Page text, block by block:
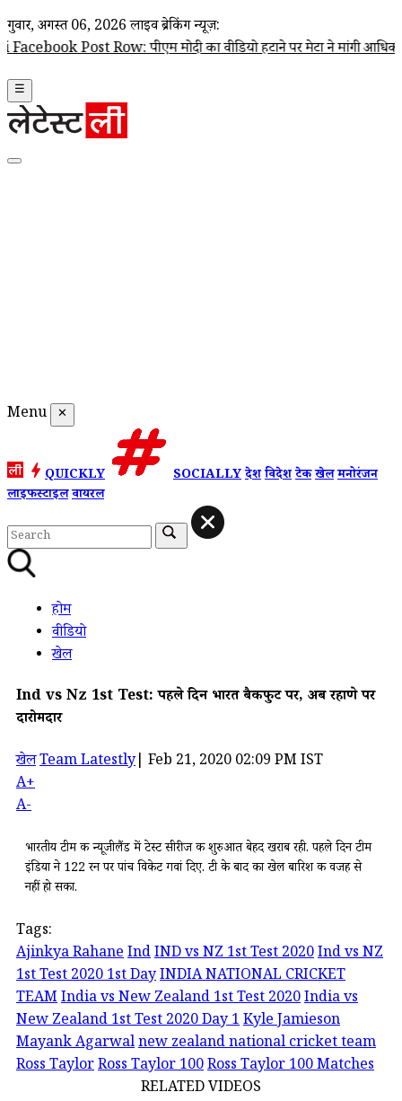
गुरूवार, अगस्त 06, 2026 लाइव ब्रेकिंग न्यूज़:
Post Row: पीएम मोदी का वीडियो हटाने पर मेटा ने मांगी आधिकारिक
☰
Menu ✕
QUICKLY SOCIALLYदेशविदेशटेकखेलमनोरंजन
लाइफस्टाइलवायरल
होम
वीडियो
खेल
Ind vs Nz 1st Test: पहले दिन भारत बैकफुट पर, अब रहाणे पर
दारोमदार
खेलTeam Latestly Feb 21, 2020 02:09 PM IST
A+
A-
भारतीय टीम की न्यूजीलैंड में टेस्ट सीरीज की शुरुआत बेहद खराब रही. पहले दिन टीम
इंडिया ने 122 रन पर पांच विकेट गवां दिए. टी के बाद का खेल बारिश की वजह से
नहीं हो सका.
Tags:
Ajinkya RahaneIndIND vs NZ 1st Test 2020Ind vs NZ
1st Test 2020 1st DayINDIA NATIONAL CRICKET
TEAMIndia vs New Zealand 1st Test 2020India vs
New Zealand 1st Test 2020 Day 1Kyle Jamieson
Mayank Agarwalnew zealand national cricket team
Ross TaylorRoss Taylor 100Ross Taylor 100 Matches
RELATED VIDEOS